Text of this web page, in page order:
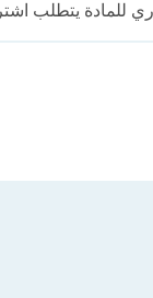
للمادة يتطلب